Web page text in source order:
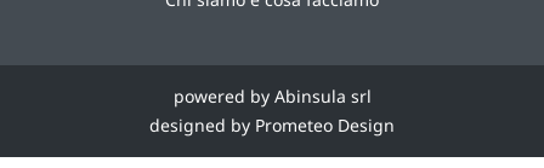
powered by Abinsula srl
designed by Prometeo Design